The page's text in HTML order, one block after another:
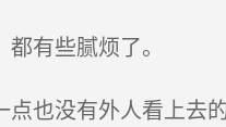
有些腻烦了。
也没有外人看上去的